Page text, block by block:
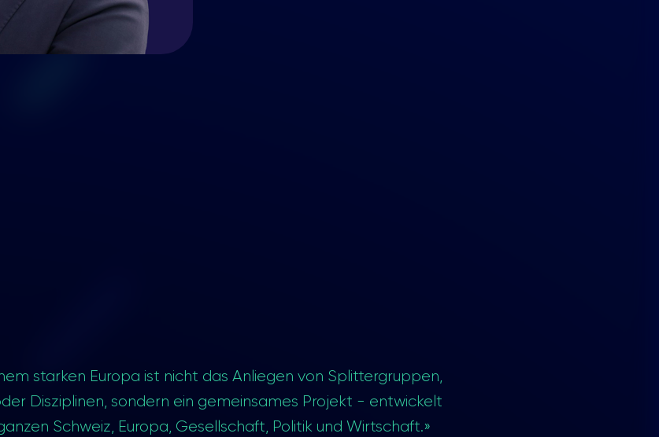
starken Europa ist nicht das Anliegen von Splittergruppen,
Disziplinen, sondern ein gemeinsames Projekt - entwickelt
Schweiz, Europa, Gesellschaft, Politik und Wirtschaft.»